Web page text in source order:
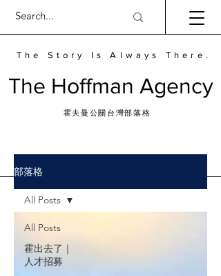
​The Hoffman Agency
The Story Is Always There.
霍夫曼公關台灣部落格
部落格
All Posts
霍出去了｜
人才招募
All Posts